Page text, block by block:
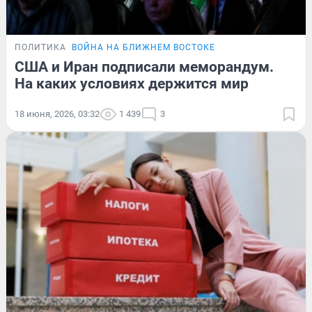
ПОЛИТИКА ВОЙНА НА БЛИЖНЕМ ВОСТОКЕ
США и Иран подписали меморандум.
На каких условиях держится мир
18 июня, 2026, 03:32 1 439 3